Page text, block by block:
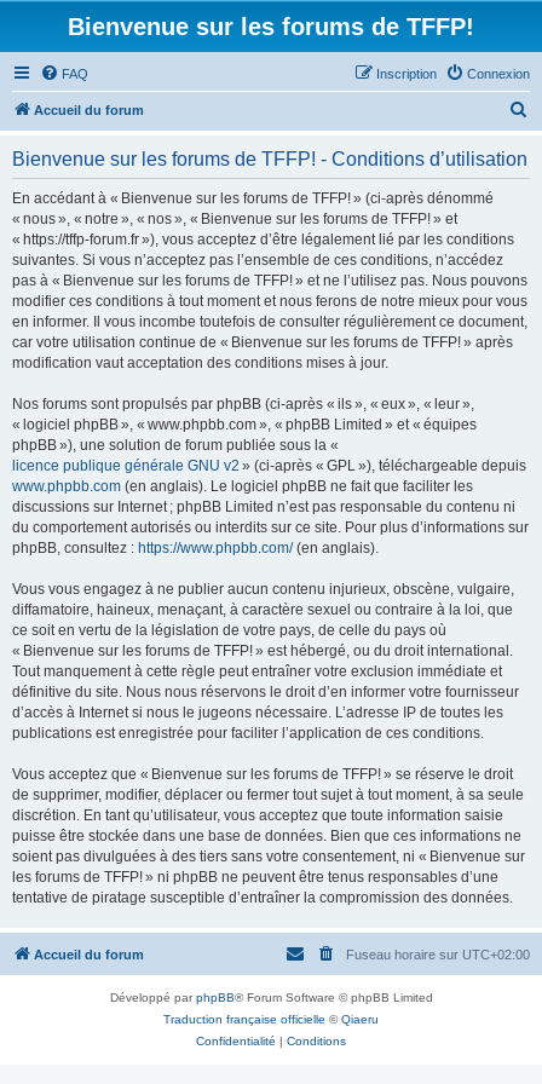
Bienvenue sur les forums de TFFP!
FAQ Connexion
Inscription
Accueil du forum
Bienvenue sur les forums de TFFP! - Conditions d’utilisation
En accédant à « Bienvenue sur les forums de TFFP! » (ci-après dénommé
« nous », « notre », « nos », « Bienvenue sur les forums de TFFP! » et
« https://tffp-forum.fr »), vous acceptez d’être légalement lié par les conditions
suivantes. Si vous n’acceptez pas l’ensemble de ces conditions, n’accédez
pas à « Bienvenue sur les forums de TFFP! » et ne l’utilisez pas. Nous pouvons
modifier ces conditions à tout moment et nous ferons de notre mieux pour vous
en informer. Il vous incombe toutefois de consulter régulièrement ce document,
car votre utilisation continue de « Bienvenue sur les forums de TFFP! » après
modification vaut acceptation des conditions mises à jour.
Nos forums sont propulsés par phpBB (ci-après « ils », « eux », « leur »,
« logiciel phpBB », « www.phpbb.com », « phpBB Limited » et « équipes
phpBB »), une solution de forum publiée sous la «
licence publique générale GNU v2 » (ci-après « GPL »), téléchargeable depuis
www.phpbb.com (en anglais). Le logiciel phpBB ne fait que faciliter les
discussions sur Internet ; phpBB Limited n’est pas responsable du contenu ni
du comportement autorisés ou interdits sur ce site. Pour plus d’informations sur
phpBB, consultez : https://www.phpbb.com/(en anglais).
Vous vous engagez à ne publier aucun contenu injurieux, obscène, vulgaire,
diffamatoire, haineux, menaçant, à caractère sexuel ou contraire à la loi, que
ce soit en vertu de la législation de votre pays, de celle du pays où
« Bienvenue sur les forums de TFFP! » est hébergé, ou du droit international.
Tout manquement à cette règle peut entraîner votre exclusion immédiate et
définitive du site. Nous nous réservons le droit d’en informer votre fournisseur
d’accès à Internet si nous le jugeons nécessaire. L’adresse IP de toutes les
publications est enregistrée pour faciliter l’application de ces conditions.
Vous acceptez que « Bienvenue sur les forums de TFFP! » se réserve le droit
de supprimer, modifier, déplacer ou fermer tout sujet à tout moment, à sa seule
discrétion. En tant qu’utilisateur, vous acceptez que toute information saisie
puisse être stockée dans une base de données. Bien que ces informations ne
soient pas divulguées à des tiers sans votre consentement, ni « Bienvenue sur
les forums de TFFP! » ni phpBB ne peuvent être tenus responsables d’une
tentative de piratage susceptible d’entraîner la compromission des données.
Accueil du forum Fuseau horaire sur UTC+02:00
Développé parphpBB® Forum Software © phpBB Limited
Traduction française officielle ©Qiaeru
Confidentialité | Conditions